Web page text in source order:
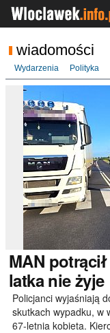
wiadomości
Wydarzenia Polityka
MAN
latka nie żyje
Policjanci wyjaśniają
skutkach wypadku, w
67-letnia kobieta.